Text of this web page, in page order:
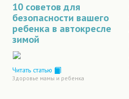
10 советов для
безопасности вашего
ребенка в автокресле
зимой
Читать статью
Здоровье мамы и ребенка